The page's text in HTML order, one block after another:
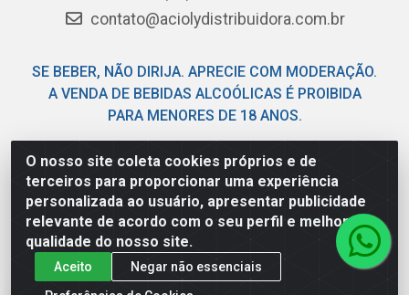
O nosso site coleta cookies próprios e de
terceiros para proporcionar uma experiência
personalizada ao usuário, apresentar publicidade
relevante de acordo com o seu perfil e melhorar a
qualidade do nosso site.
Aceito
Negar não essenciais
contato@aciolydistribuidora.com.br
SE BEBER, NÃO DIRIJA. APRECIE COM MODERAÇÃO.
A VENDA DE BEBIDAS ALCOÓLICAS É PROIBIDA
PARA MENORES DE 18 ANOS.
Acioly Distribuidora - Av Piloto Pereira Tim - Parque de
Exposições - Parnamirim/RN - CEP 59146-480 - CNPJ
06.029.901/0001-92